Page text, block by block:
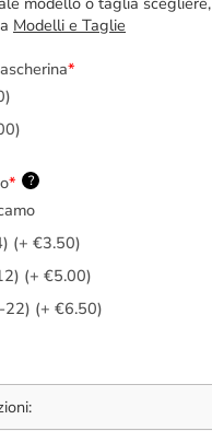
Modelli e Taglie
*
* ?
(+ €3.50)
(+ €5.00)
22) (+ €6.50)